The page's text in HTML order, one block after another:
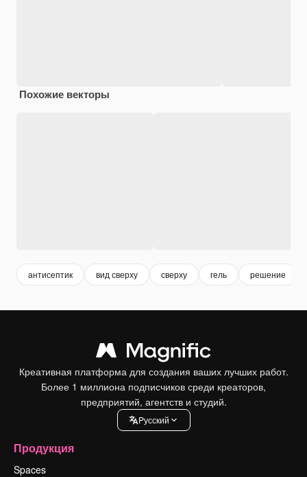
Похожие векторы
антисептик вид сверху сверху гель решение
Креативная платформа для создания ваших лучших работ.
Более 1 миллиона подписчиков среди креаторов,
предприятий, агентств и студий.
Pусский
Продукция
Spaces